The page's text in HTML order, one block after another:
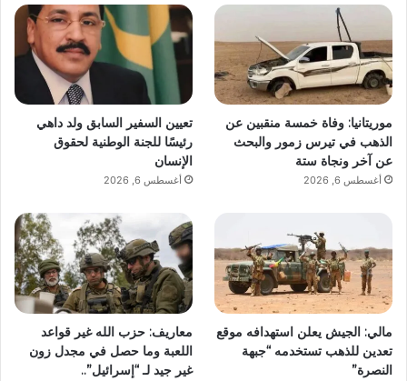
موريتانيا: وفاة خمسة منقبين عن
الذهب في تيرس زمور والبحث
عن آخر ونجاة ستة
أغسطس 6, 2026
تعيين السفير السابق ولد داهي
رئيسًا للجنة الوطنية لحقوق
الإنسان
أغسطس 6, 2026
مالي: الجيش يعلن استهدافه موقع
تعدين للذهب تستخدمه “جبهة
النصرة”
معاريف: حزب الله غير قواعد
اللعبة وما حصل في مجدل زون
غير جيد لـ “إسرائيل”..